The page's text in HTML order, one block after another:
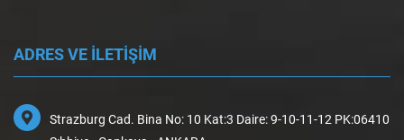
ADRES VE İLETİŞİM
Strazburg Cad. Bina No: 10 Kat:3 Daire: 9-10-11-12 PK:06410